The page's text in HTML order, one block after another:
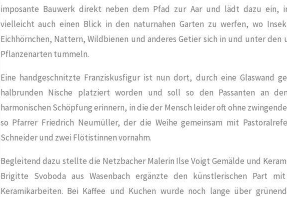
imposante Bauwerk direkt neben dem Pfad zur Aar und lädt dazu ein,
vielleicht auch einen Blick in den naturnahen Garten zu werfen, wo
Eichhörnchen, Nattern, Wildbienen und anderes Getier sich in und unter den
Pflanzenarten tummeln.
Eine handgeschnitzte Franziskusfigur ist nun dort, durch eine Glaswand
halbrunden Nische platziert worden und soll so den Passanten an
harmonischen Schöpfung erinnern, in die der Mensch leider oft ohne
so Pfarrer Friedrich Neumüller, der die Weihe gemeinsam mit
Schneider und zwei Flötistinnen vornahm.
Begleitend dazu stellte die Netzbacher Malerin Ilse Voigt Gemälde und
Brigitte Svoboda aus Wasenbach ergänzte den künstlerischen Part
Keramikarbeiten. Bei Kaffee und Kuchen wurde noch lange über